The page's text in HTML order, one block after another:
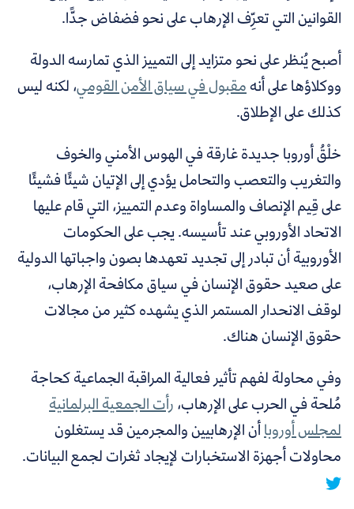
القوانين التي تعرِّف الإرهاب على نحو فضفاض جدًّا.
أصبح يُنظر على نحو متزايد إلى التمييز الذي تمارسه الدولة
ووكلاؤها على أنهمقبول في سياق الأمن القومي، لكنه ليس
كذلك على الإطلاق.
خلْقُ أوروبا جديدة غارقة في الهوس الأمني والخوف
والتغريب والتعصب والتحامل يؤدي إلى الإتيان شيئًا فشيئًا
على قِيم الإنصاف والمساواة وعدم التمييز، التي قام عليها
الاتحاد الأوروبي عند تأسيسه. يجب على الحكومات
الأوروبية أن تبادر إلى تجديد تعهدها بصون واجباتها الدولية
على صعيد حقوق الإنسان في سياق مكافحة الإرهاب،
لوقف الانحدار المستمر الذي يشهده كثير من مجالات
حقوق الإنسان هناك.
وفي محاولة لفهم تأثير فعالية المراقبة الجماعية كحاجة
مُلحة في الحرب على الإرهاب،رأت الجمعية البرلمانية
لمجلس أوروباأنالإرهابيين والمجرمين قد يستغلون
محاولات أجهزة الاستخبارات لإيجاد ثغرات لجمع البيانات.